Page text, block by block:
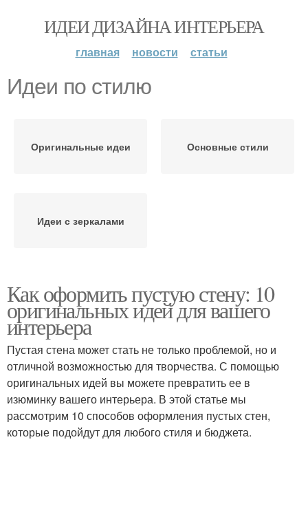
ИДЕИ ДИЗАЙНА ИНТЕРЬЕРА
главная новости статьи
Идеи по стилю
Оригинальные идеи Основные стили
Идеи с зеркалами
Как оформить пустую стену: 10
оригинальных идей для вашего
интерьера
Пустая стена может стать не только проблемой, но и
отличной возможностью для творчества. С помощью
оригинальных идей вы можете превратить ее в
изюминку вашего интерьера. В этой статье мы
рассмотрим 10 способов оформления пустых стен,
которые подойдут для любого стиля и бюджета.